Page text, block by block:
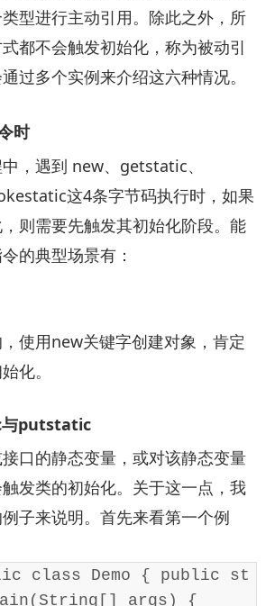
型进行主动引用。除此之外，所
都不会触发初始化，称为被动引
过多个实例来介绍这六种情况。
时
，遇到 new、getstatic、
这4条字节码执行时，如果
则需要先触发其初始化阶段。能
的典型场景有：
使用new关键字创建对象，肯定
化。
putstatic
口的静态变量，或对该静态变量
发类的初始化。关于这一点，我
子来说明。首先来看第一个例
class Demo { public st
args) {